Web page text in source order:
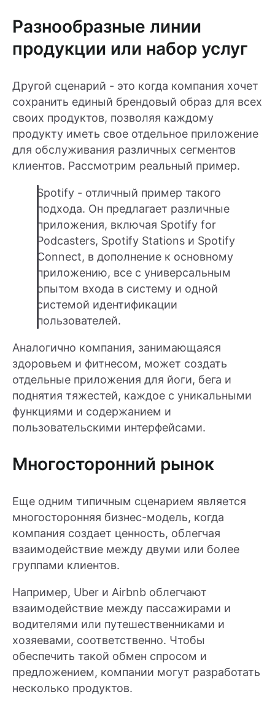
Разнообразные линии
продукции или набор услуг
Другой сценарий - это когда компания хочет
сохранить единый брендовый образ для всех
своих продуктов, позволяя каждому
продукту иметь свое отдельное приложение
для обслуживания различных сегментов
клиентов. Рассмотрим реальный пример.
Spotify - отличный пример такого
подхода. Он предлагает различные
приложения, включая Spotify for
Podcasters, Spotify Stations и Spotify
Connect, в дополнение к основному
приложению, все с универсальным
опытом входа в систему и одной
системой идентификации
пользователей.
Аналогично компания, занимающаяся
здоровьем и фитнесом, может создать
отдельные приложения для йоги, бега и
поднятия тяжестей, каждое с уникальными
функциями и содержанием и
пользовательскими интерфейсами.
Многосторонний рынок
Еще одним типичным сценарием является
многосторонняя бизнес-модель, когда
компания создает ценность, облегчая
взаимодействие между двуми или более
группами клиентов.
Например, Uber и Airbnb облегчают
взаимодействие между пассажирами и
водителями или путешественниками и
хозяевами, соответственно. Чтобы
обеспечить такой обмен спросом и
предложением, компании могут разработать
несколько продуктов.